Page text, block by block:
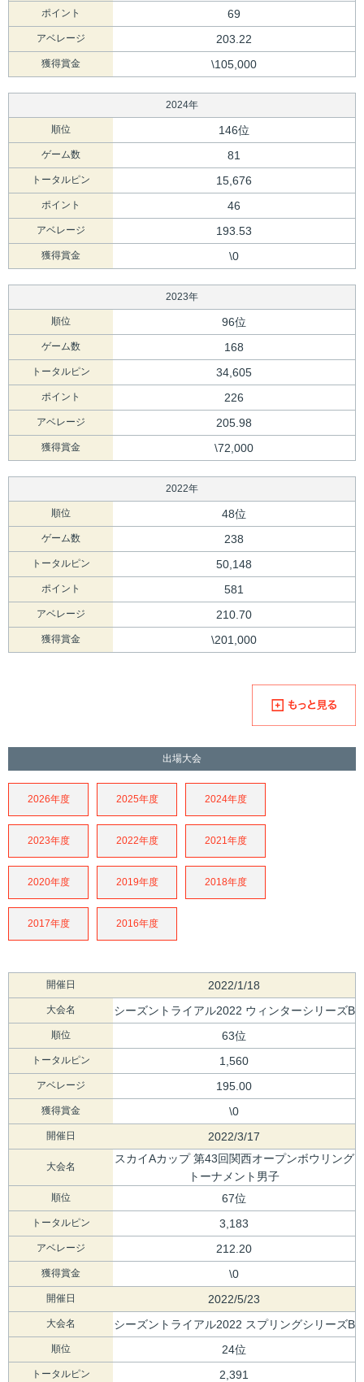
ポイント 69
アベレージ 203.22
獲得賞金 \105,000
2024年
順位 146位
ゲーム数 81
トータルピン 15,676
ポイント 46
アベレージ 193.53
獲得賞金 \0
2023年
順位 96位
ゲーム数 168
トータルピン 34,605
ポイント 226
アベレージ 205.98
獲得賞金 \72,000
2022年
順位 48位
ゲーム数 238
トータルピン 50,148
ポイント 581
アベレージ 210.70
獲得賞金 \201,000
出場大会
2026年度 2025年度 2024年度
2023年度 2022年度 2021年度
2020年度 2019年度 2018年度
2017年度 2016年度
開催日 2022/1/18
大会名 シーズントライアル2022 ウィンターシリーズB
順位 63位
トータルピン 1,560
アベレージ 195.00
獲得賞金 \0
開催日 2022/3/17
大会名
スカイAカップ 第43回関西オープンボウリング
トーナメント男子
順位 67位
トータルピン 3,183
アベレージ 212.20
獲得賞金 \0
開催日 2022/5/23
大会名 シーズントライアル2022 スプリングシリーズB
順位 24位
トータルピン 2,391